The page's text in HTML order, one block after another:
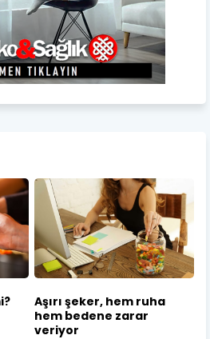
Aşırı şeker, hem ruha
hem bedene zarar
veriyor